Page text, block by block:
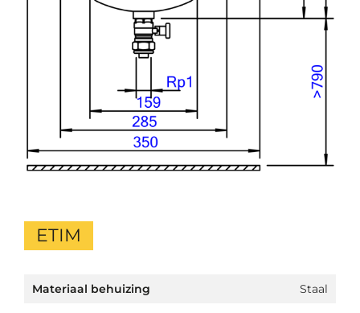
ETIM
Materiaal behuizing
Staal